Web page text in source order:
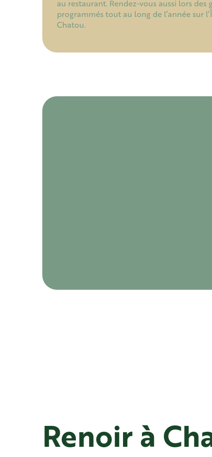
au restaurant. Rendez-vous aussi lors des
programmés tout au long de l’année sur
Chatou.
Renoir à